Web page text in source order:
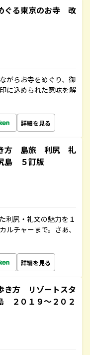
ぐる東京のお寺 改
がらお寺をめぐり、御
に込められた意味を解
詳細を見る
方 島旅 利尻 礼
島 ５訂版
利尻・礼文の魅力を１
ルチャーまで。さあ、
詳細を見る
き方 リゾートスタ
２０１９～２０２